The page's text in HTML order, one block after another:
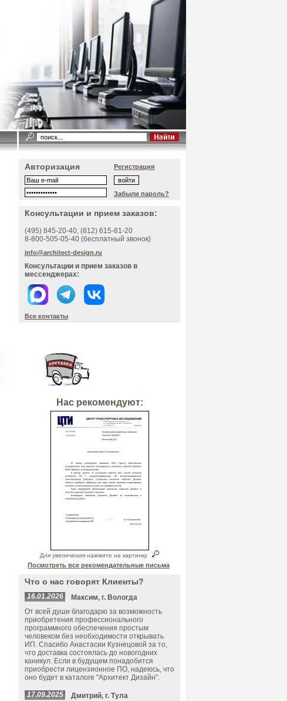
Авторизация Регистрация
Забыли пароль?
Консультации и прием заказов:
(495) 845-20-40, (812) 615-81-20
8-800-505-05-40 (бесплатный звонок)
info@architect-design.ru
Консультации и прием заказов в
мессенджерах:
Все контакты
Нас рекомендуют:
Для увеличения нажмите на картинку
Посмотреть все рекомендательные письма
Что о нас говорят Клиенты?
16.01.2026
Максим, г. Вологда
От всей души благодарю за возможность
приобретения профессионального
программного обеспечения простым
человеком без необходимости открывать
ИП. Спасибо Анастасии Кузнецовой за то,
что доставка состоялась до новогодних
каникул. Если в будущем понадобится
приобрести лицензионное ПО, надеюсь, что
оно будет в каталоге "Архитект Дизайн".
17.09.2025
Дмитрий, г. Тула